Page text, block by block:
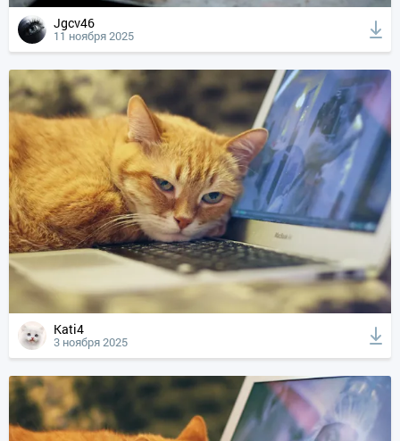
Jgcv46
11 ноября 2025
Kati4
3 ноября 2025